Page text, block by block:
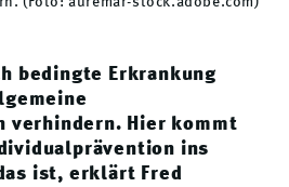
bedingte Erkrankung
verhindern. Hier kommt
ins
ist, erklärt Fred